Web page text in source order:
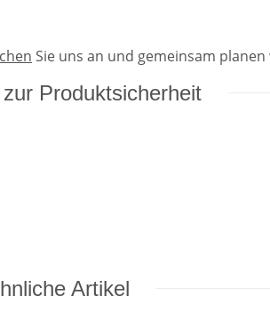
Sie uns an und gemeinsam
Produktsicherheit
Artikel